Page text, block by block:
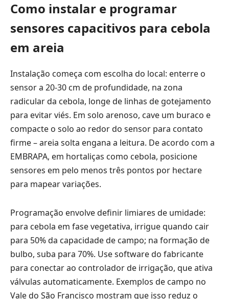
Como instalar e programar
sensores capacitivos para cebola
em areia
Instalação começa com escolha do local: enterre o
sensor a 20-30 cm de profundidade, na zona
radicular da cebola, longe de linhas de gotejamento
para evitar viés. Em solo arenoso, cave um buraco e
compacte o solo ao redor do sensor para contato
firme – areia solta engana a leitura. De acordo com a
EMBRAPA, em hortaliças como cebola, posicione
sensores em pelo menos três pontos por hectare
para mapear variações.
Programação envolve definir limiares de umidade:
para cebola em fase vegetativa, irrigue quando cair
para 50% da capacidade de campo; na formação de
bulbo, suba para 70%. Use software do fabricante
para conectar ao controlador de irrigação, que ativa
válvulas automaticamente. Exemplos de campo no
Vale do São Francisco mostram que isso reduz o